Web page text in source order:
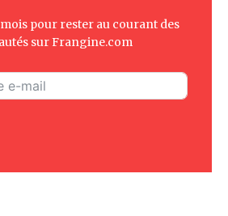
pour rester au courant des
sur Frangine.com